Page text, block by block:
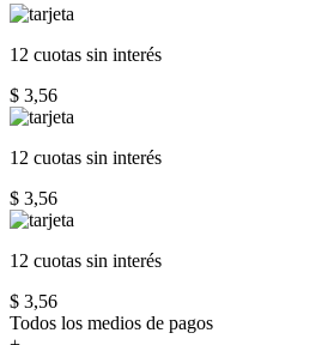
12 cuotas sin interés
$ 3,56
12 cuotas sin interés
$ 3,56
12 cuotas sin interés
$ 3,56
Todos los medios de pagos